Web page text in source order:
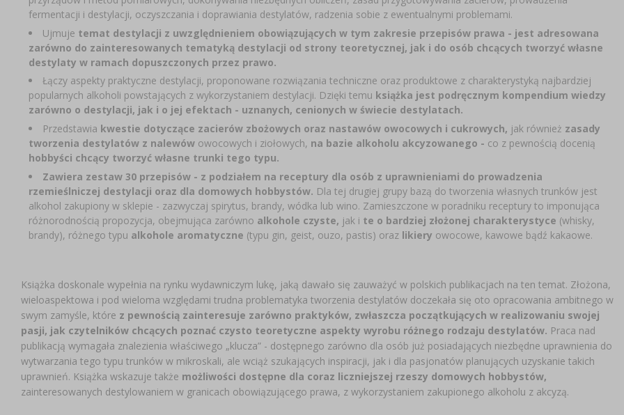
fermentacji i destylacji, oczyszczania i doprawiania destylatów, radzenia sobie z ewentualnymi problemami.
Ujmuje temat destylacji z uwzględnieniem obowiązujących w tym zakresie przepisów prawa - jest adresowana
zarówno do zainteresowanych tematyką destylacji od strony teoretycznej, jak i do osób chcących tworzyć własne
destylaty w ramach dopuszczonych przez prawo.
Łączy aspekty praktyczne destylacji, proponowane rozwiązania techniczne oraz produktowe z charakterystyką najbardziej
popularnych alkoholi powstających z wykorzystaniem destylacji. Dzięki temu książka jest podręcznym kompendium wiedzy
zarówno o destylacji, jak i o jej efektach - uznanych, cenionych w świecie destylatach.
Przedstawia kwestie dotyczące zacierów zbożowych oraz nastawów owocowych i cukrowych, jak również zasady
tworzenia destylatów z nalewówowocowych i ziołowych, na bazie alkoholu akcyzowanego - co z pewnością docenią
hobbyści chcący tworzyć własne trunki tego typu.
Zawiera zestaw 30 przepisów - z podziałem na receptury dla osób z uprawnieniami do prowadzenia
rzemieślniczej destylacji oraz dla domowych hobbystów. Dla tej drugiej grupy bazą do tworzenia własnych trunków jest
alkohol zakupiony w sklepie - zazwyczaj spirytus, brandy, wódka lub wino. Zamieszczone w poradniku receptury to imponująca
różnorodnością propozycja, obejmująca zarówno alkohole czyste, jak i te o bardziej złożonej charakterystyce (whisky,
brandy), różnego typu alkohole aromatyczne (typu gin, geist, ouzo, pastis) oraz likiery owocowe, kawowe bądź kakaowe.
Książka doskonale wypełnia na rynku wydawniczym lukę, jaką dawało się zauważyć w polskich publikacjach na ten temat. Złożona,
wieloaspektowa i pod wieloma względami trudna problematyka tworzenia destylatów doczekała się oto opracowania ambitnego w
swym zamyśle, które z pewnością zainteresuje zarówno praktyków, zwłaszcza początkujących w realizowaniu swojej
pasji, jak czytelników chcących poznać czysto teoretyczne aspekty wyrobu różnego rodzaju destylatów. Praca nad
publikacją wymagała znalezienia właściwego „klucza” - dostępnego zarówno dla osób już posiadających niezbędne uprawnienia do
wytwarzania tego typu trunków w mikroskali, ale wciąż szukających inspiracji, jak i dla pasjonatów planujących uzyskanie takich
uprawnień. Książka wskazuje także możliwości dostępne dla coraz liczniejszej rzeszy domowych hobbystów,
zainteresowanych destylowaniem w granicach obowiązującego prawa, z wykorzystaniem zakupionego alkoholu z akcyzą.